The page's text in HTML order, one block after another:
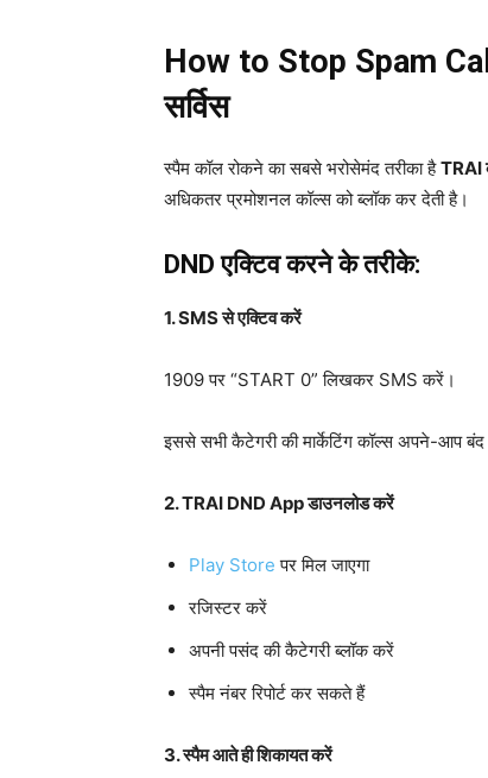
How to Stop Spam
सर्विस
स्पैम कॉल रोकने का सबसे भरोसेमंद तरीका हैTRAI
अधिकतर प्रमोशनल कॉल्स को ब्लॉक कर देती है।
DND एक्टिव करने के तरीके:
1. SMS से एक्टिव करें
1909 पर “START 0” लिखकर SMS करें।
इससे सभी कैटेगरी की मार्केटिंग कॉल्स अपने-आप बंद
2. TRAI DND App डाउनलोड करें
Play Store पर मिल जाएगा
रजिस्टर करें
अपनी पसंद की कैटेगरी ब्लॉक करें
स्पैम नंबर रिपोर्ट कर सकते हैं
3. स्पैम आते ही शिकायत करें